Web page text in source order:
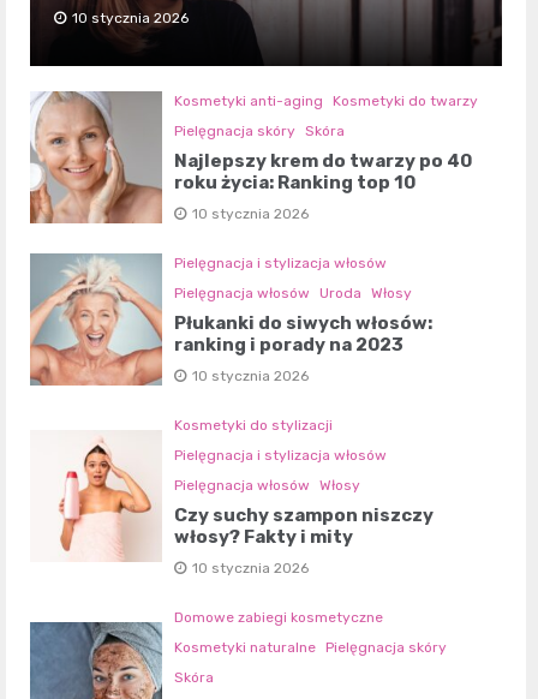
10 stycznia 2026
Kosmetyki anti-aging
Kosmetyki do twarzy
Pielęgnacja skóry Skóra
Najlepszy krem do twarzy po 40
roku życia: Ranking top 10
10 stycznia 2026
Pielęgnacja i stylizacja włosów
Pielęgnacja włosów
Uroda Włosy
Płukanki do siwych włosów:
ranking i porady na 2023
10 stycznia 2026
Kosmetyki do stylizacji
Pielęgnacja i stylizacja włosów
Pielęgnacja włosów
Włosy
Czy suchy szampon niszczy
włosy? Fakty i mity
10 stycznia 2026
Domowe zabiegi kosmetyczne
Kosmetyki naturalne Pielęgnacja skóry
Skóra